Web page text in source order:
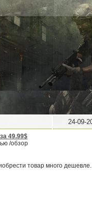
24-09-
49.99$
товар много